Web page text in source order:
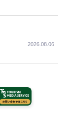
2026.08.06